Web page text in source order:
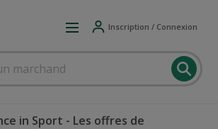
Inscription / Connexion
in Sport - Les offres de